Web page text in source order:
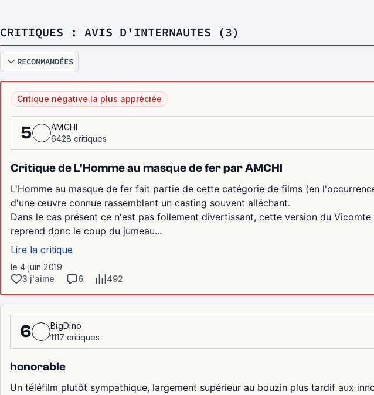
CRITIQUES : AVIS D'INTERNAUTES (3)
RECOMMANDÉES
Critique négative la plus appréciée
5
AMCHI
6428 critiques
Critique de L'Homme au masque de fer par AMCHI
L'Homme au masque de fer fait partie de cette catégorie de films (en
d'une œuvre connue rassemblant un casting souvent alléchant.
Dans le cas présent ce n'est pas follement divertissant, cette version du Vicomte
reprend donc le coup du jumeau...
Lire la critique
le 4 juin 2019
3 j'aime
6 492
6
BigDino
1117 critiques
honorable
Un téléfilm plutôt sympathique, largement supérieur au bouzin plus tardif aux